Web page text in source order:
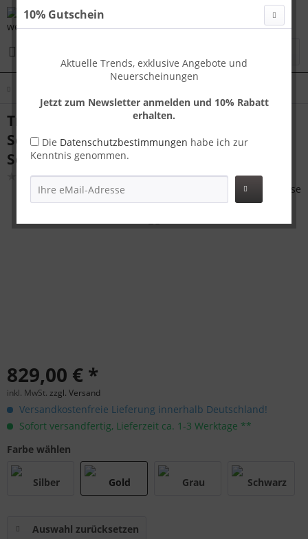
Travelhouse Tokyo Kofferset S+M+L
Schwarz | Aluminium-Hartschale | TSA-
Schloss, Aluminiumrahmen
829,00 € *
inkl. MwSt. zzgl. Versand
Versandkostenfreie Lieferung innerhalb Deutschland!
Sofort versandfertig, Lieferzeit ca. 1-3 Werktage **
Farbe wählen
Auswahl zurücksetzen
10% Gutschein
Aktuelle Trends, exklusive Angebote und
Neuerscheinungen
Jetzt zum Newsletter anmelden und 10% Rabatt
erhalten.
Die Datenschutzbestimmungen habe ich zur
Kenntnis genommen.